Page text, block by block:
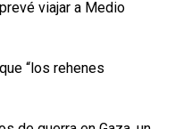
viajar a Medio
“los rehenes